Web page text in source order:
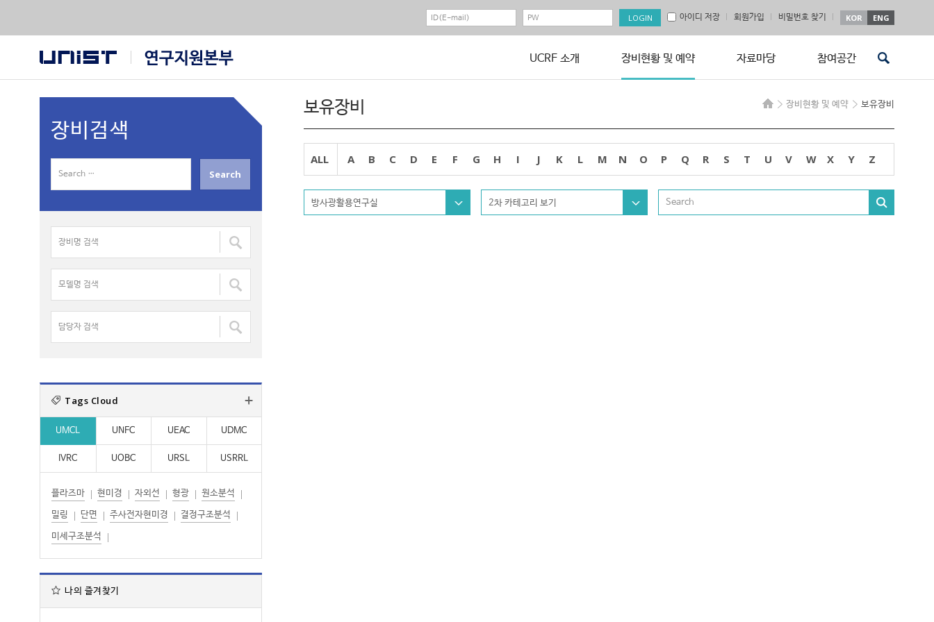
아이디 저장 회원가입 비밀번호 찾기 KOR ENG
UCRF 소개 장비현황 및 예약 자료마당 참여공간
장비현황 및 예약 보유장비
보유장비
ALL A B C D E F G H I J K L M N O P Q R S T U V W X Y Z
방사광활용연구실 2차 카테고리 보기
장비검색
f
장
명
검
색
모
명
검
색
담
색
:
Tags Cloud
UMCL UNFC UEAC UDMC
IVRC UOBC URSL USRRL
플라즈마 현미경 자외선 형광 원소분석
밀링 단면 주사전자현미경 결정구조분석
미세구조분석
나의 즐겨찾기